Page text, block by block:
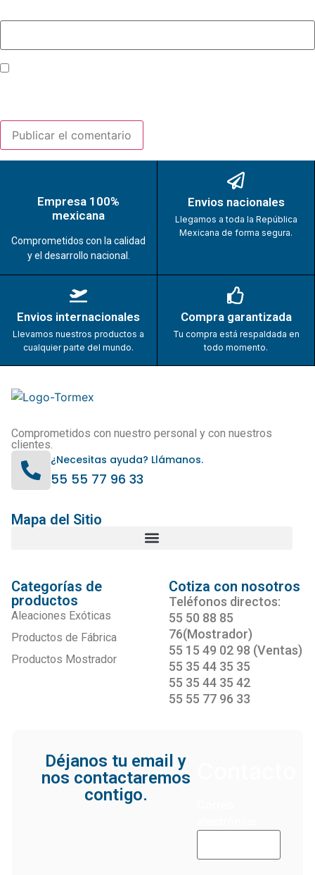
Empresa 100%
mexicana
Comprometidos con la calidad
y el desarrollo nacional.
Envios nacionales
Llegamos a toda la República
Mexicana de forma segura.
Envios internacionales
Llevamos nuestros productos a
cualquier parte del mundo.
Compra garantizada
Tu compra está respaldada en
todo momento.
Comprometidos con nuestro personal y con nuestros
clientes.
¿Necesitas ayuda? Llámanos.
55 55 77 96 33
Mapa del Sitio
Categorías de
productos
Aleaciones Exóticas
Productos de Fábrica
Productos Mostrador
Cotiza con nosotros
Teléfonos directos:
55 50 88 85
76(Mostrador)
55 15 49 02 98 (Ventas)
55 35 44 35 35
55 35 44 35 42
55 55 77 96 33
Déjanos tu email y
nos contactaremos
contigo.